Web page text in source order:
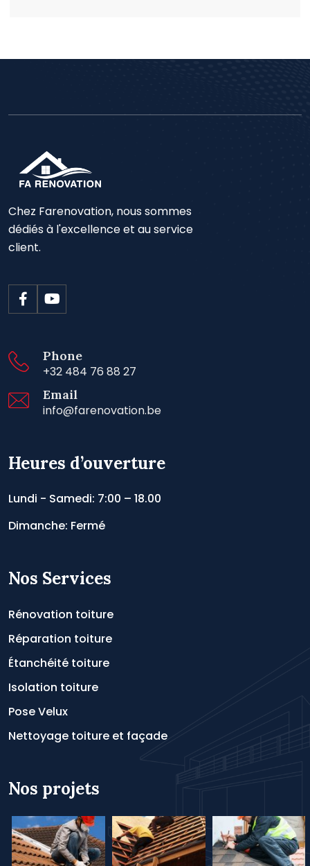
Chez Farenovation, nous sommes
dédiés à l'excellence et au service
client.
Phone
+32 484 76 88 27
Email
info@farenovation.be
Heures d’ouverture
Lundi - Samedi: 7:00 – 18.00
Dimanche: Fermé
Nos Services
Rénovation toiture
Réparation toiture
Étanchéité toiture
Isolation toiture
Pose Velux
Nettoyage toiture et façade
Nos projets